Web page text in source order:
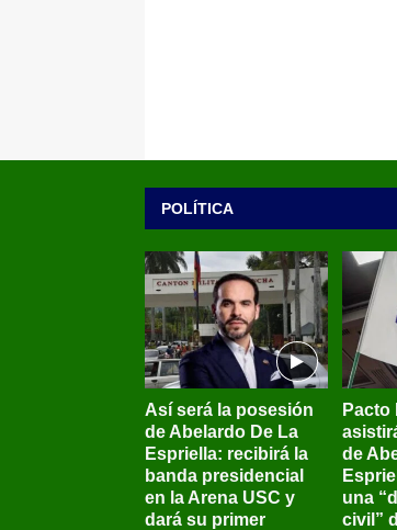
POLÍTICA
Así será la posesión
de Abelardo De La
Espriella: recibirá la
banda presidencial
en la Arena USC y
dará su primer
Pacto
de
una
civil”